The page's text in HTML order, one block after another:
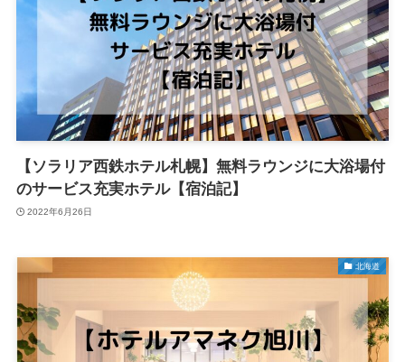
【ソラリア西鉄ホテル札幌】無料ラウンジに大浴場付
のサービス充実ホテル【宿泊記】
2022年6月26日
北海道